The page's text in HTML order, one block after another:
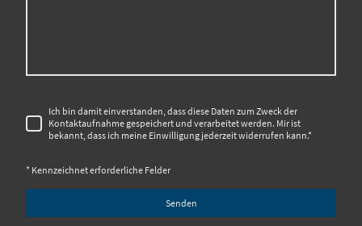
Ich bin damit einverstanden, dass diese Daten zum Zweck der
Kontaktaufnahme gespeichert und verarbeitet werden. Mir ist
bekannt, dass ich meine Einwilligung jederzeit widerrufen kann.*
* Kennzeichnet erforderliche Felder
Senden